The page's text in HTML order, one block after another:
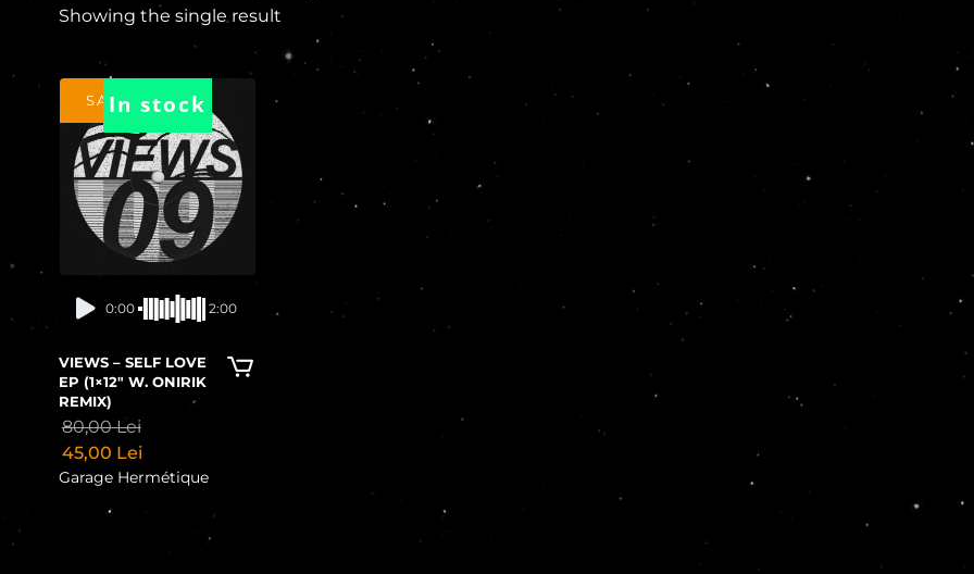
Showing the single result
SALE!In stock
0:00 2:00
VIEWS – SELF LOVE
EP (1×12″ W. ONIRIK
REMIX)
80,00Lei
45,00 Lei
Garage Hermétique